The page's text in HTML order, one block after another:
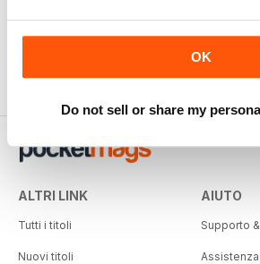
OK
Do not sell or share my
ALTRI LINK
Tutti i titoli
Nuovi titoli
AIUTO
Supporto &